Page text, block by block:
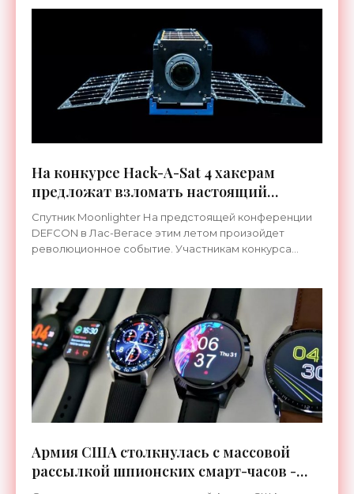
На конкурсе Hack-A-Sat 4 хакерам
предложат взломать настоящий
спутник - «Космос»
Спутник Moonlighter На предстоящей конференции
DEFCON в Лас-Вегасе этим летом произойдет
революционное событие. Участникам конкурса
Армия США столкнулась с массовой
рассылкой шпионских смарт-часов -
«Гаджеты»